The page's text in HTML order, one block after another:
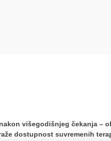
višegodišnjeg čekanja –
dostupnost suvremenih